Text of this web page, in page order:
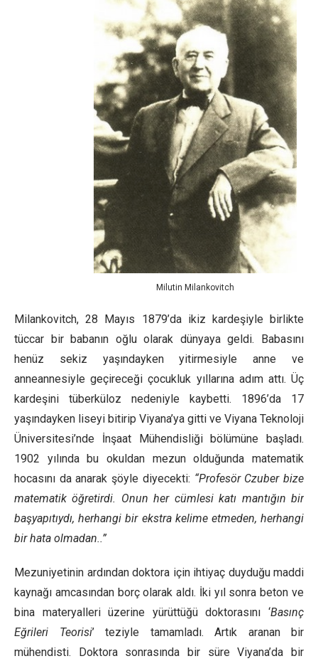
Milutin Milankovitch
Milankovitch, 28 Mayıs 1879’da ikiz kardeşiyle birlikte
tüccar bir babanın oğlu olarak dünyaya geldi. Babasını
henüz sekiz yaşındayken yitirmesiyle anne ve
anneannesiyle geçireceği çocukluk yıllarına adım attı. Üç
kardeşini tüberküloz nedeniyle kaybetti. 1896’da 17
yaşındayken liseyi bitirip Viyana’ya gitti ve Viyana Teknoloji
Üniversitesi’nde İnşaat Mühendisliği bölümüne başladı.
1902 yılında bu okuldan mezun olduğunda matematik
hocasını da anarak şöyle diyecekti: “Profesör Czuber bize
matematik öğretirdi. Onun her cümlesi katı mantığın bir
başyapıtıydı, herhangi bir ekstra kelime etmeden, herhangi
bir hata olmadan..”
Mezuniyetinin ardından doktora için ihtiyaç duyduğu maddi
kaynağı amcasından borç olarak aldı. İki yıl sonra beton ve
bina materyalleri üzerine yürüttüğü doktorasını ‘Basınç
Eğrileri Teorisi’ teziyle tamamladı. Artık aranan bir
mühendisti. Doktora sonrasında bir süre Viyana’da bir